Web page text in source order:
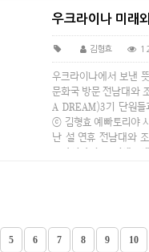
우크라이나 미래
김형효
우크라이나에서 보낸
문화국 방문 전남대와
A DREAM)3기 단원
ⓒ 김형효 예빠토리야
난 설 연휴 전남대와
크라이나 수도 키예
5 6 7 8 9 10